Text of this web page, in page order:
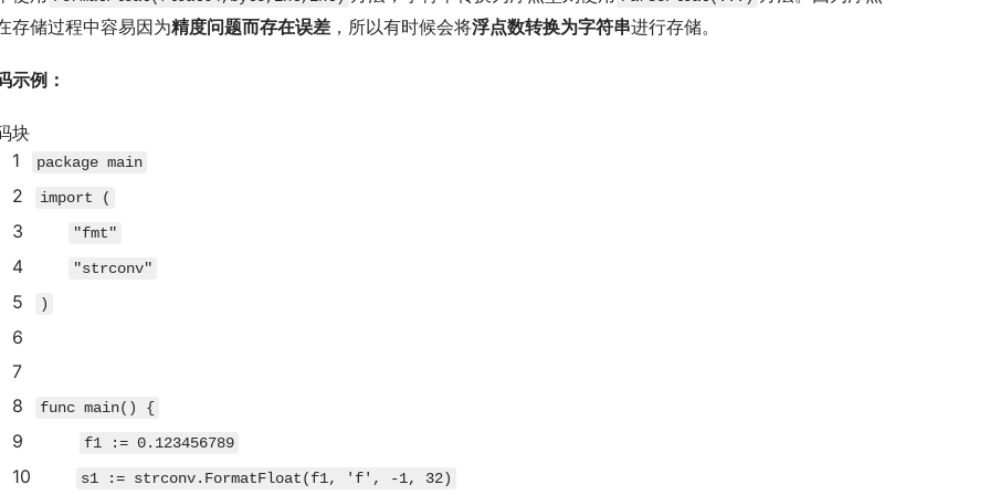
存储过程中容易因为精度问题而存在误差 ，所以有时候会将浮点数转换为字符串进行存储。
示例：
块
1
package main
2 import (
3 "fmt"
4 "strconv"
5 )
6
7
8
func main( ) {
9 f1 := 0.123456789
10 s1 := strconv. FormatFloat(f1, 'f' , -1, 32)